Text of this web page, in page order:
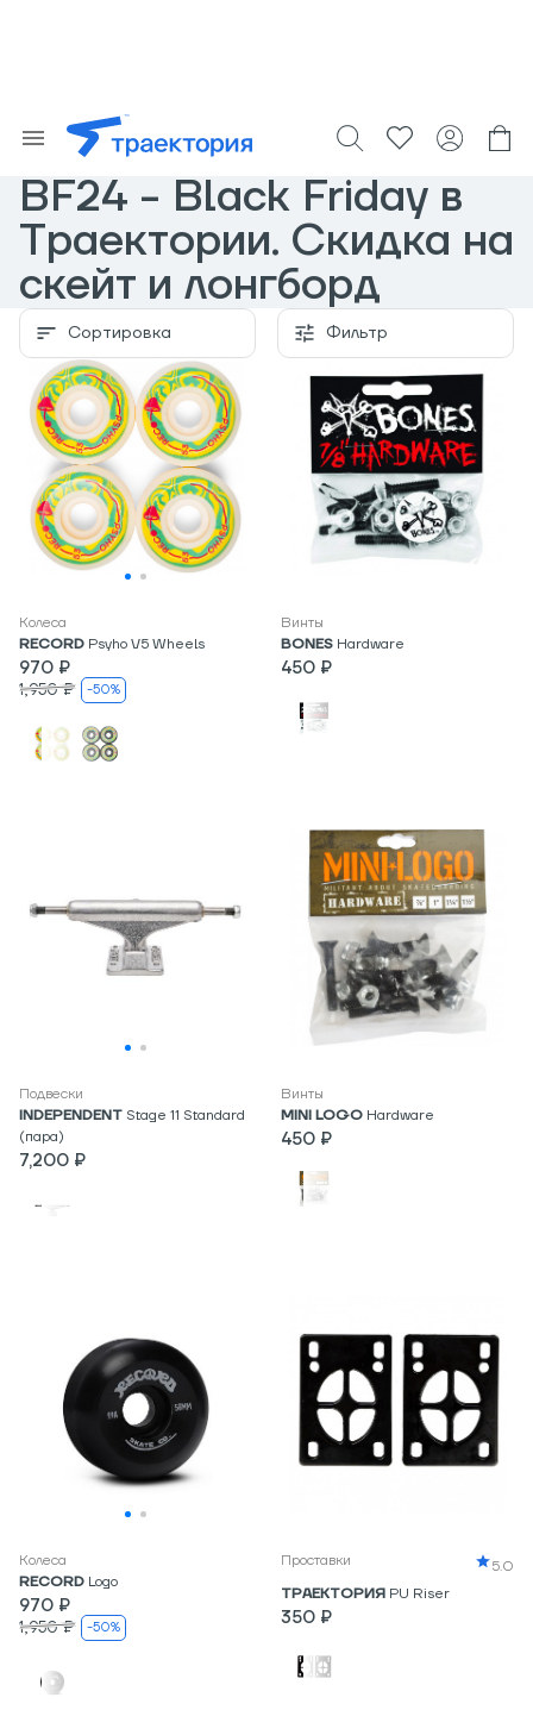
BF24 - Black Friday в
Траектории. Скидка на
скейт и лонгборд
Сортировка Фильтр
Колеса
RECORD Psyho V5 Wheels
970 ₽
1,950 ₽ -50%
Винты
BONES Hardware
450 ₽
Подвески
INDEPENDENT Stage 11 Standard
(пара)
7,200 ₽
Винты
MINI LOGO Hardware
450 ₽
Колеса
RECORD Logo
970 ₽
1,950 ₽ -50%
Проставки
5.0
ТРАЕКТОРИЯ PU Riser
350 ₽